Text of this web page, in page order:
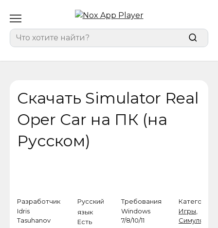
содержанию
for:
Скачать Simulator Real
Oper Car на ПК (на
Русском)
Разработчик
Idris
Tasuhanov
Русский
язык
Есть
Требования
Windows
7/8/10/11
Категория
Игры